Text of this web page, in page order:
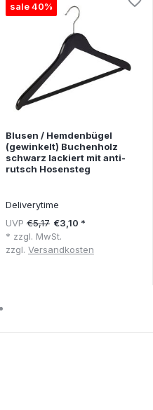
sale 40%
Blusen / Hemdenbügel
(gewinkelt) Buchenholz
schwarz lackiert mit anti-
rutsch Hosensteg
Deliverytime
UVP €5,17 €3,10 *
* zzgl. MwSt.
zzgl. Versandkosten